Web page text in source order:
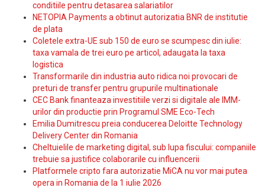
conditiile pentru detasarea salariatilor
NETOPIA Payments a obtinut autorizatia BNR de institutie
de plata
Coletele extra-UE sub 150 de euro se scumpesc din iulie:
taxa vamala de trei euro pe articol, adaugata la taxa
logistica
Transformarile din industria auto ridica noi provocari de
preturi de transfer pentru grupurile multinationale
CEC Bank finanteaza investitiile verzi si digitale ale IMM-
urilor din productie prin Programul SME Eco-Tech
Emilia Dumitrescu preia conducerea Deloitte Technology
Delivery Center din Romania
Cheltuielile de marketing digital, sub lupa fiscului: companiile
trebuie sa justifice colaborarile cu influencerii
Platformele cripto fara autorizatie MiCA nu vor mai putea
opera in Romania de la 1 iulie 2026